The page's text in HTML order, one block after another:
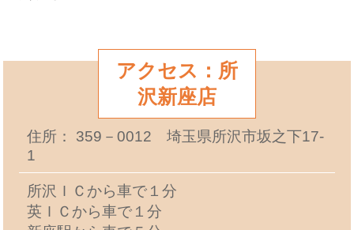
アクセス：所
沢新座店
住所： 359－0012 埼玉県所沢市坂之下17-
1
所沢ＩＣから車で１分
英ＩＣから車で１分